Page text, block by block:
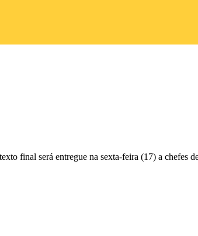
final será entregue na sexta-feira (17) a chefes